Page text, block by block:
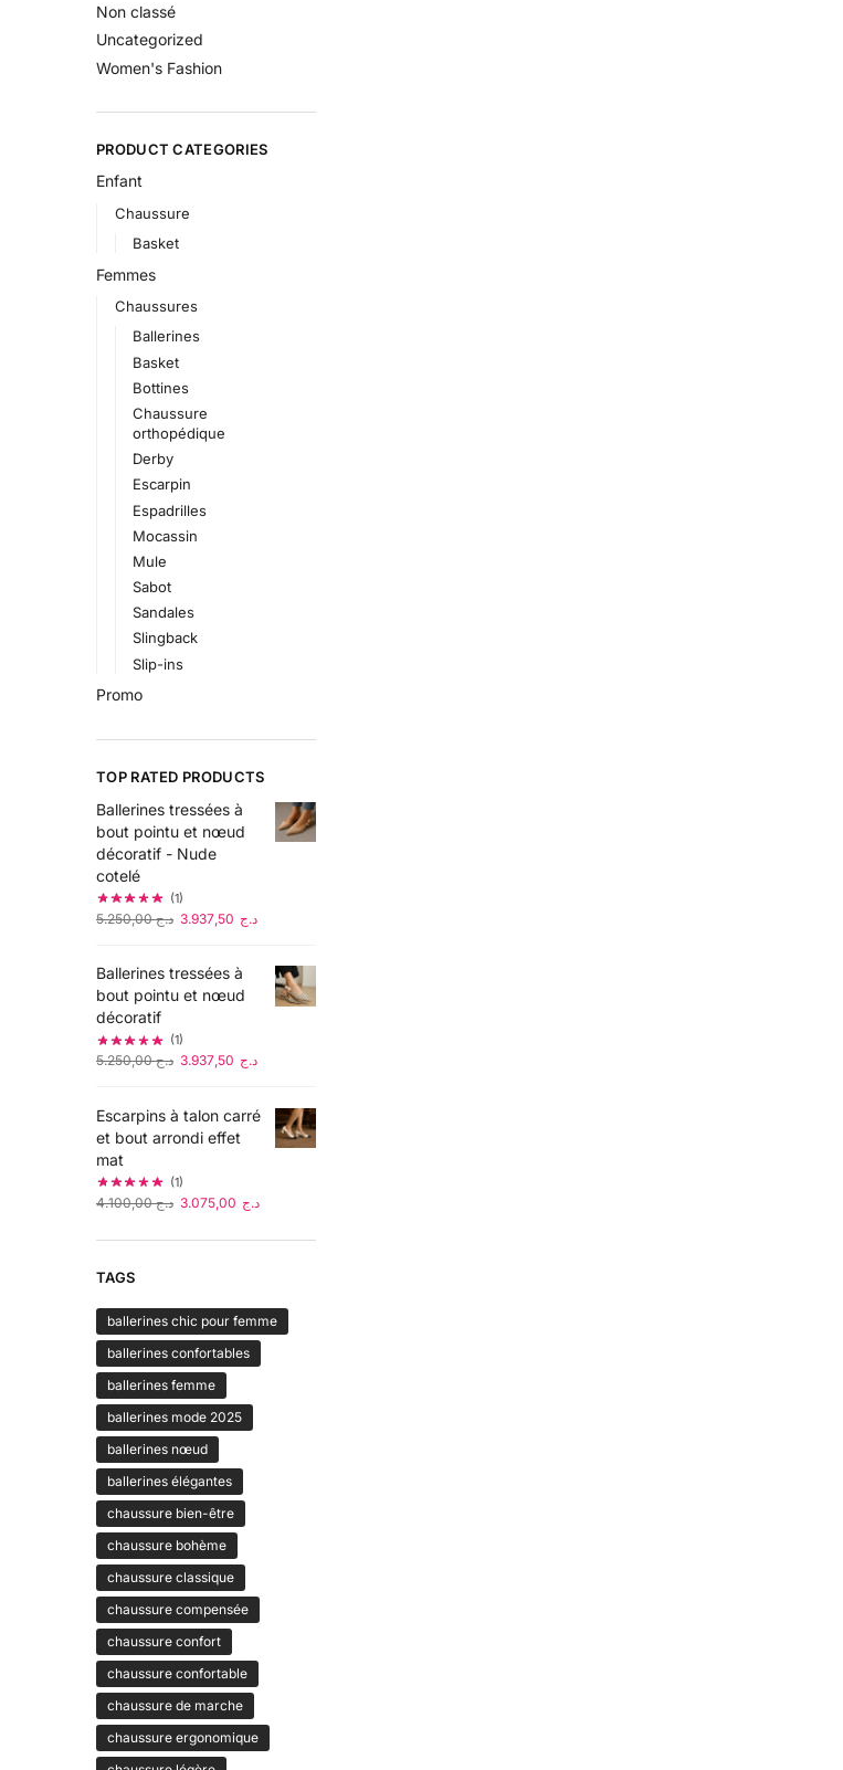
Non classé
Uncategorized
Women's Fashion
PRODUCT CATEGORIES
Enfant
Chaussure
Basket
Femmes
Chaussures
Ballerines
Basket
Bottines
Chaussure
orthopédique
Derby
Escarpin
Espadrilles
Mocassin
Mule
Sabot
Sandales
Slingback
Slip-ins
Promo
TOP RATED PRODUCTS
Ballerines tressées à
bout pointu et nœud
décoratif - Nude
cotelé
(1)
د.ج5.250,00 د.ج
Ballerines tressées à
bout pointu et nœud
décoratif
(1)
د.ج5.250,00 د.ج
Escarpins à talon carré
et bout arrondi effet
mat
(1)
د.ج4.100,00 د.ج
TAGS
ballerines chic pour femme
ballerines confortables
ballerines femme
ballerines mode 2025
ballerines nœud
ballerines élégantes
chaussure bien-être
chaussure bohème
chaussure classique
chaussure compensée
chaussure confort
chaussure confortable
chaussure de marche
chaussure ergonomique